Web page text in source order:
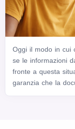
Oggi il modo in cui
se le informazioni
fronte a questa
garanzia che la